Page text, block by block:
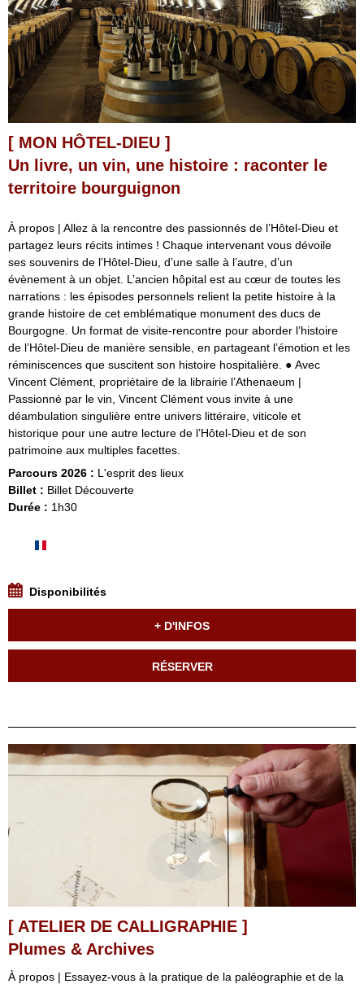
Un livre, un vin, une histoire : raconter le
territoire bourguignon
[ MON HÔTEL-DIEU ]
À propos | Allez à la rencontre des passionnés de l’Hôtel-Dieu et
partagez leurs récits intimes ! Chaque intervenant vous dévoile
ses souvenirs de l’Hôtel-Dieu, d’une salle à l’autre, d’un
évènement à un objet. L’ancien hôpital est au cœur de toutes les
narrations : les épisodes personnels relient la petite histoire à la
grande histoire de cet emblématique monument des ducs de
Bourgogne. Un format de visite-rencontre pour aborder l’histoire
de l’Hôtel-Dieu de manière sensible, en partageant l’émotion et les
réminiscences que suscitent son histoire hospitalière. ● Avec
Vincent Clément, propriétaire de la librairie l’Athenaeum |
Passionné par le vin, Vincent Clément vous invite à une
déambulation singulière entre univers littéraire, viticole et
historique pour une autre lecture de l’Hôtel-Dieu et de son
patrimoine aux multiples facettes.
Parcours 2026 : L'esprit des lieux
Billet : Billet Découverte
Durée : 1h30
Disponibilités
+ D'INFOS
RÉSERVER
Plumes & Archives
[ ATELIER DE CALLIGRAPHIE ]
À propos | Essayez-vous à la pratique de la paléographie et de la